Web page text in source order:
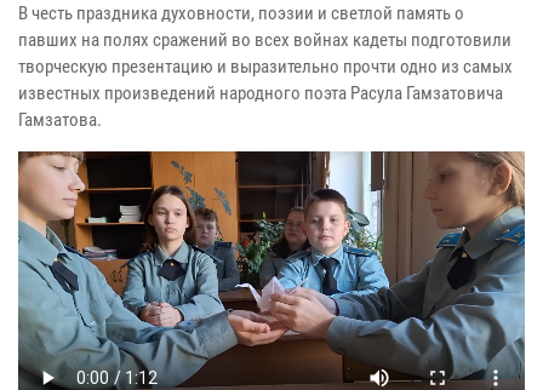
В честь праздника духовности, поэзии и светлой память о
павших на полях сражений во всех войнах кадеты подготовили
творческую презентацию и выразительно прочти одно из самых
известных произведений народного поэта Расула Гамзатовича
Гамзатова.